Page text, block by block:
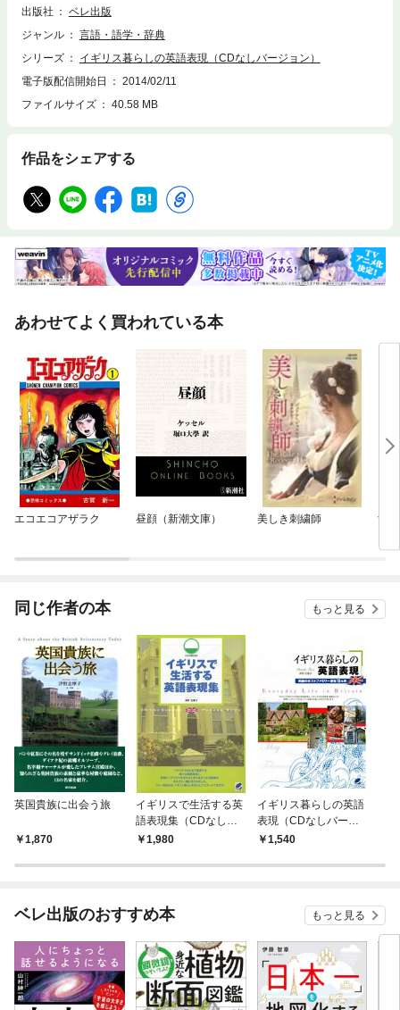
20年の著者が実生活の中から日本人学習者に最適なフレーズや発音・表現
をピックアップしてありますので、実際にイギリスで生活している気分
出版社
ベレ出版
ジャンル
言語・語学・辞典
シリーズ
イギリス暮らしの英語表現（CDなしバージョン）
電子版配信開始日
2014/02/11
ファイルサイズ
40.58 MB
作品をシェアする
あわせてよく買われている本
エコエコアザラク 昼顔（新潮文庫） 美しき刺繍師 女
同じ作者の本 もっと見る
英国貴族に出会う旅
1,870
イギリスで生活する英
語表現集（CDなしバ
ージョン）
1,980
イギリス暮らしの英語
表現（CDなしバージ
ョン）
1,540
ベレ出版のおすすめ本 もっと見る